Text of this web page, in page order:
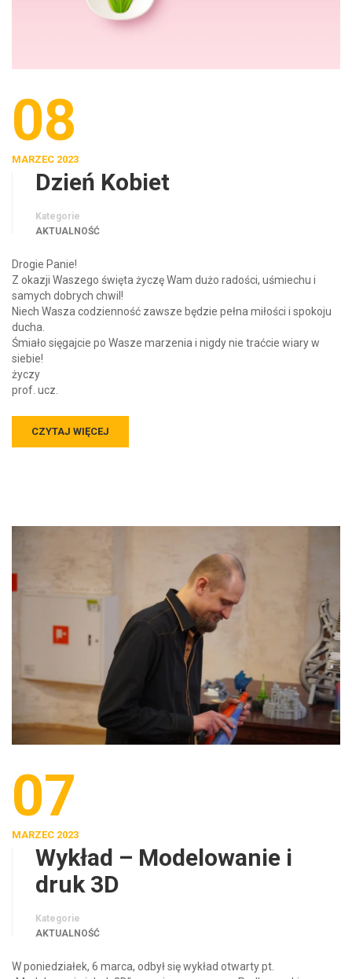
08
MARZEC 2023
Dzień Kobiet
Kategorie
AKTUALNOŚĆ
Drogie Panie!
Z okazji Waszego święta życzę Wam dużo radości, uśmiechu i
samych dobrych chwil!
Niech Wasza codzienność zawsze będzie pełna miłości i spokoju
ducha.
Śmiało sięgajcie po Wasze marzenia i nigdy nie traćcie wiary w
siebie!
życzy
prof. ucz.
CZYTAJ WIĘCEJ
07
MARZEC 2023
Wykład – Modelowanie i
druk 3D
Kategorie
AKTUALNOŚĆ
W poniedziałek, 6 marca, odbył się wykład otwarty pt.